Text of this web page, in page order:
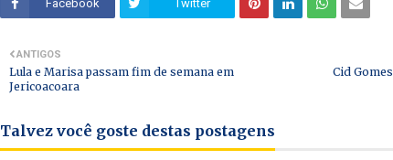
Facebook Twitter
Cid
ANTIGOS
Lula e Marisa passam fim de semana em
Jericoacoara
Talvez você goste destas postagens